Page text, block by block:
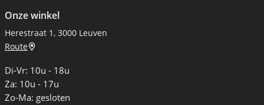
Onze winkel
Herestraat 1, 3000 Leuven
Route
Di-Vr: 10u - 18u
Za: 10u - 17u
Zo-Ma: gesloten